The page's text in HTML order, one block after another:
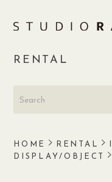
RENTAL
HOME RENTAL
DISPLAY/OBJECT